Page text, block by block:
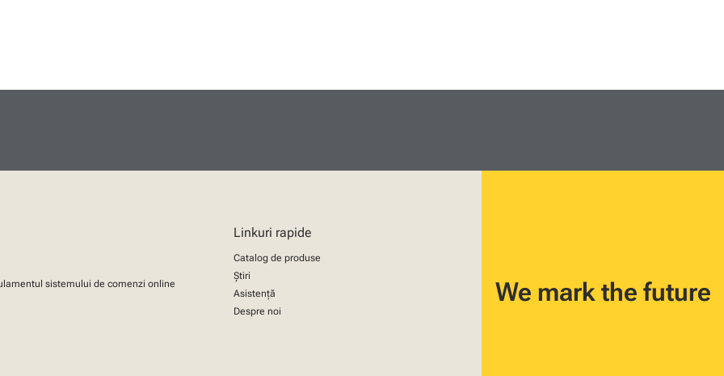
sistemului de comenzi online
Linkuri rapide
Catalog de produse
Știri
Asistență
Despre noi
We mark the future